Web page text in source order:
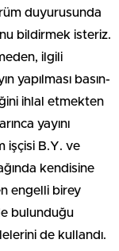
duyurusunda
bildirmek isteriz.
ilgili
yapılması basın-
ihlal etmekten
yayını
işçisi B.Y. ve
kendisine
engelli birey
bulunduğu
de kullandı.